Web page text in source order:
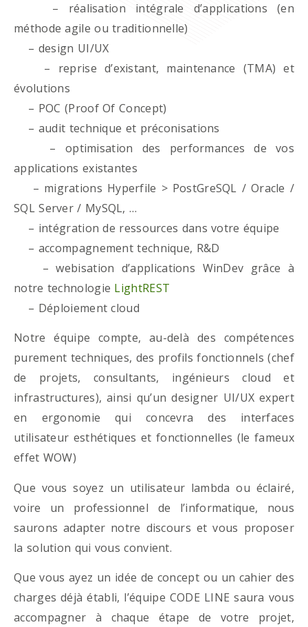
– réalisation intégrale d’applications (en
méthode agile ou traditionnelle)
– design UI/UX
– reprise d’existant, maintenance (TMA) et
évolutions
– POC (Proof Of Concept)
– audit technique et préconisations
– optimisation des performances de vos
applications existantes
– migrations Hyperfile > PostGreSQL / Oracle /
SQL Server / MySQL, …
– intégration de ressources dans votre équipe
– accompagnement technique, R&D
– webisation d’applications WinDev grâce à
notre technologie LightREST
– Déploiement cloud
Notre équipe compte, au-delà des compétences
purement techniques, des profils fonctionnels (chef
de projets, consultants, ingénieurs cloud et
infrastructures), ainsi qu’un designer UI/UX expert
en ergonomie qui concevra des interfaces
utilisateur esthétiques et fonctionnelles (le fameux
effet WOW)
Que vous soyez un utilisateur lambda ou éclairé,
voire un professionnel de l’informatique, nous
saurons adapter notre discours et vous proposer
la solution qui vous convient.
Que vous ayez un idée de concept ou un cahier des
charges déjà établi, l’équipe CODE LINE saura vous
accompagner à chaque étape de votre projet,